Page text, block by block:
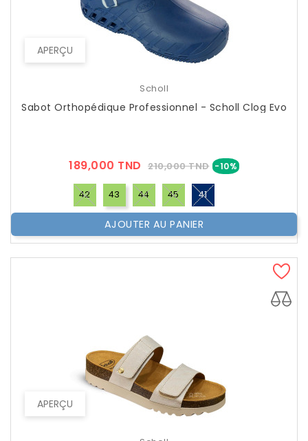
APERÇU
Scholl
Sabot Orthopédique Professionnel - Scholl Clog Evo
189,000 TND Prix
Public
210,000 TND -10%Prix
42 43 44 45 41
AJOUTER AU PANIER
APERÇU